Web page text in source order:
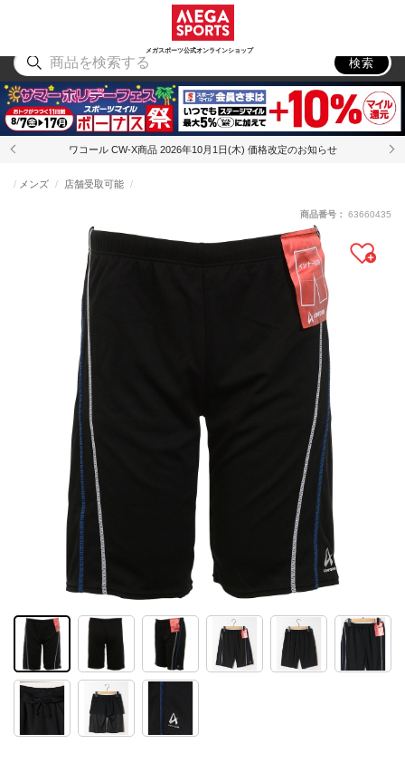
メガスポーツ公式オンラインショップ
アウトドア
検索
ワコール CW-X商品 2026年10月1日(木) 価格改定のお知らせ
メンズ 店舗受取可能
商品番号： 63660435